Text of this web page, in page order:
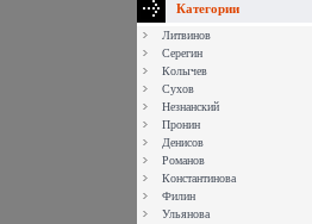
Категории
Литвинов
Серегин
Колычев
Сухов
Незнанский
Пронин
Денисов
Романов
Константинова
Филин
Ульянова